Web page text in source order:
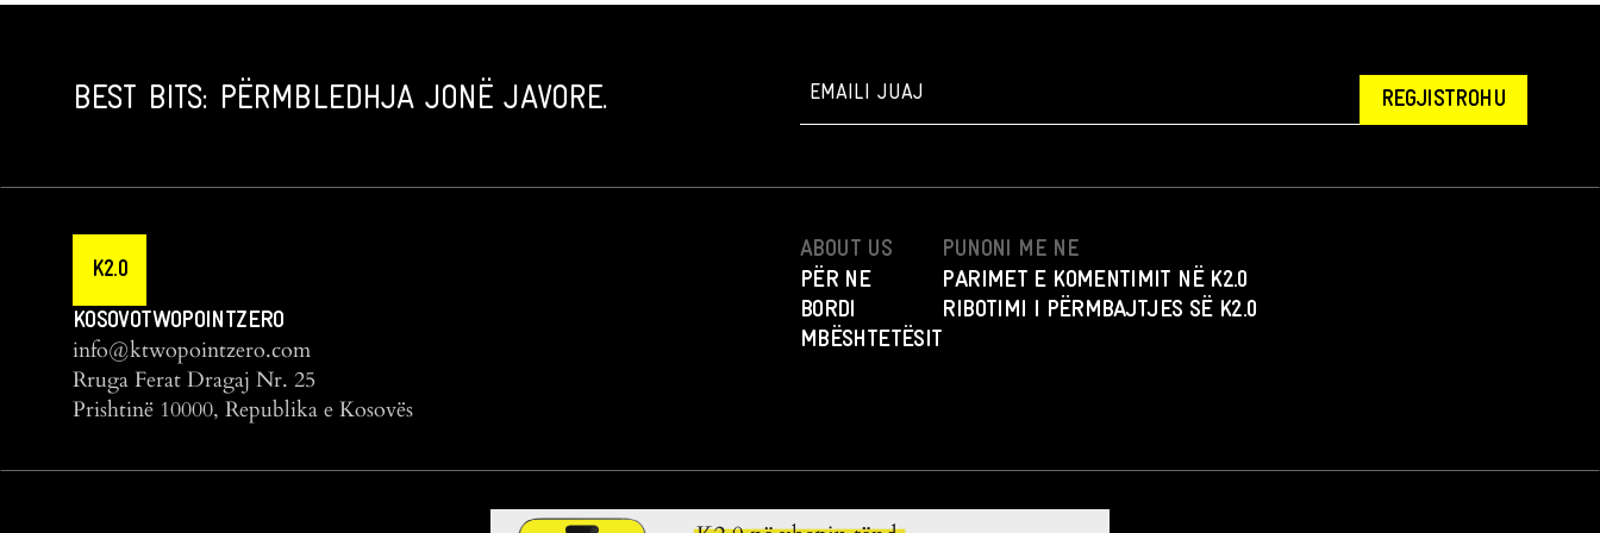
BEST BITS: PËRMBLEDHJA JONË JAVORE. REGJISTROHU
K2.0
KOSOVOTWOPOINTZERO
info@ktwopointzero.com
Rruga Ferat Dragaj Nr. 25
Prishtinë 10000, Republika e Kosovës
ABOUT US
PËR NE
BORDI
MBËSHTETËSIT
PUNONI ME NE
PARIMET E KOMENTIMIT NË K2.0
RIBOTIMI I PËRMBAJTJES SË K2.0